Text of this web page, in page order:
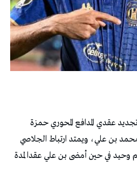
عقدي المدافع المحوري حمزة
بن علي، ويمتد ارتباط الجلاصي
وحيد في حين أمضى بن علي عقدا لمدة